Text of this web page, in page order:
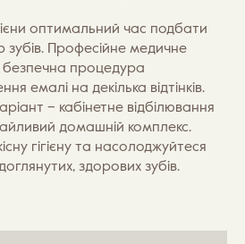
оптимальний час подбати
зубів. Професійне медичне
безпечна процедура
емалі на декілька відтінків.
– кабінетне відбілювання
домашній комплекс.
гігієну та насолоджуйтеся
здорових зубів.